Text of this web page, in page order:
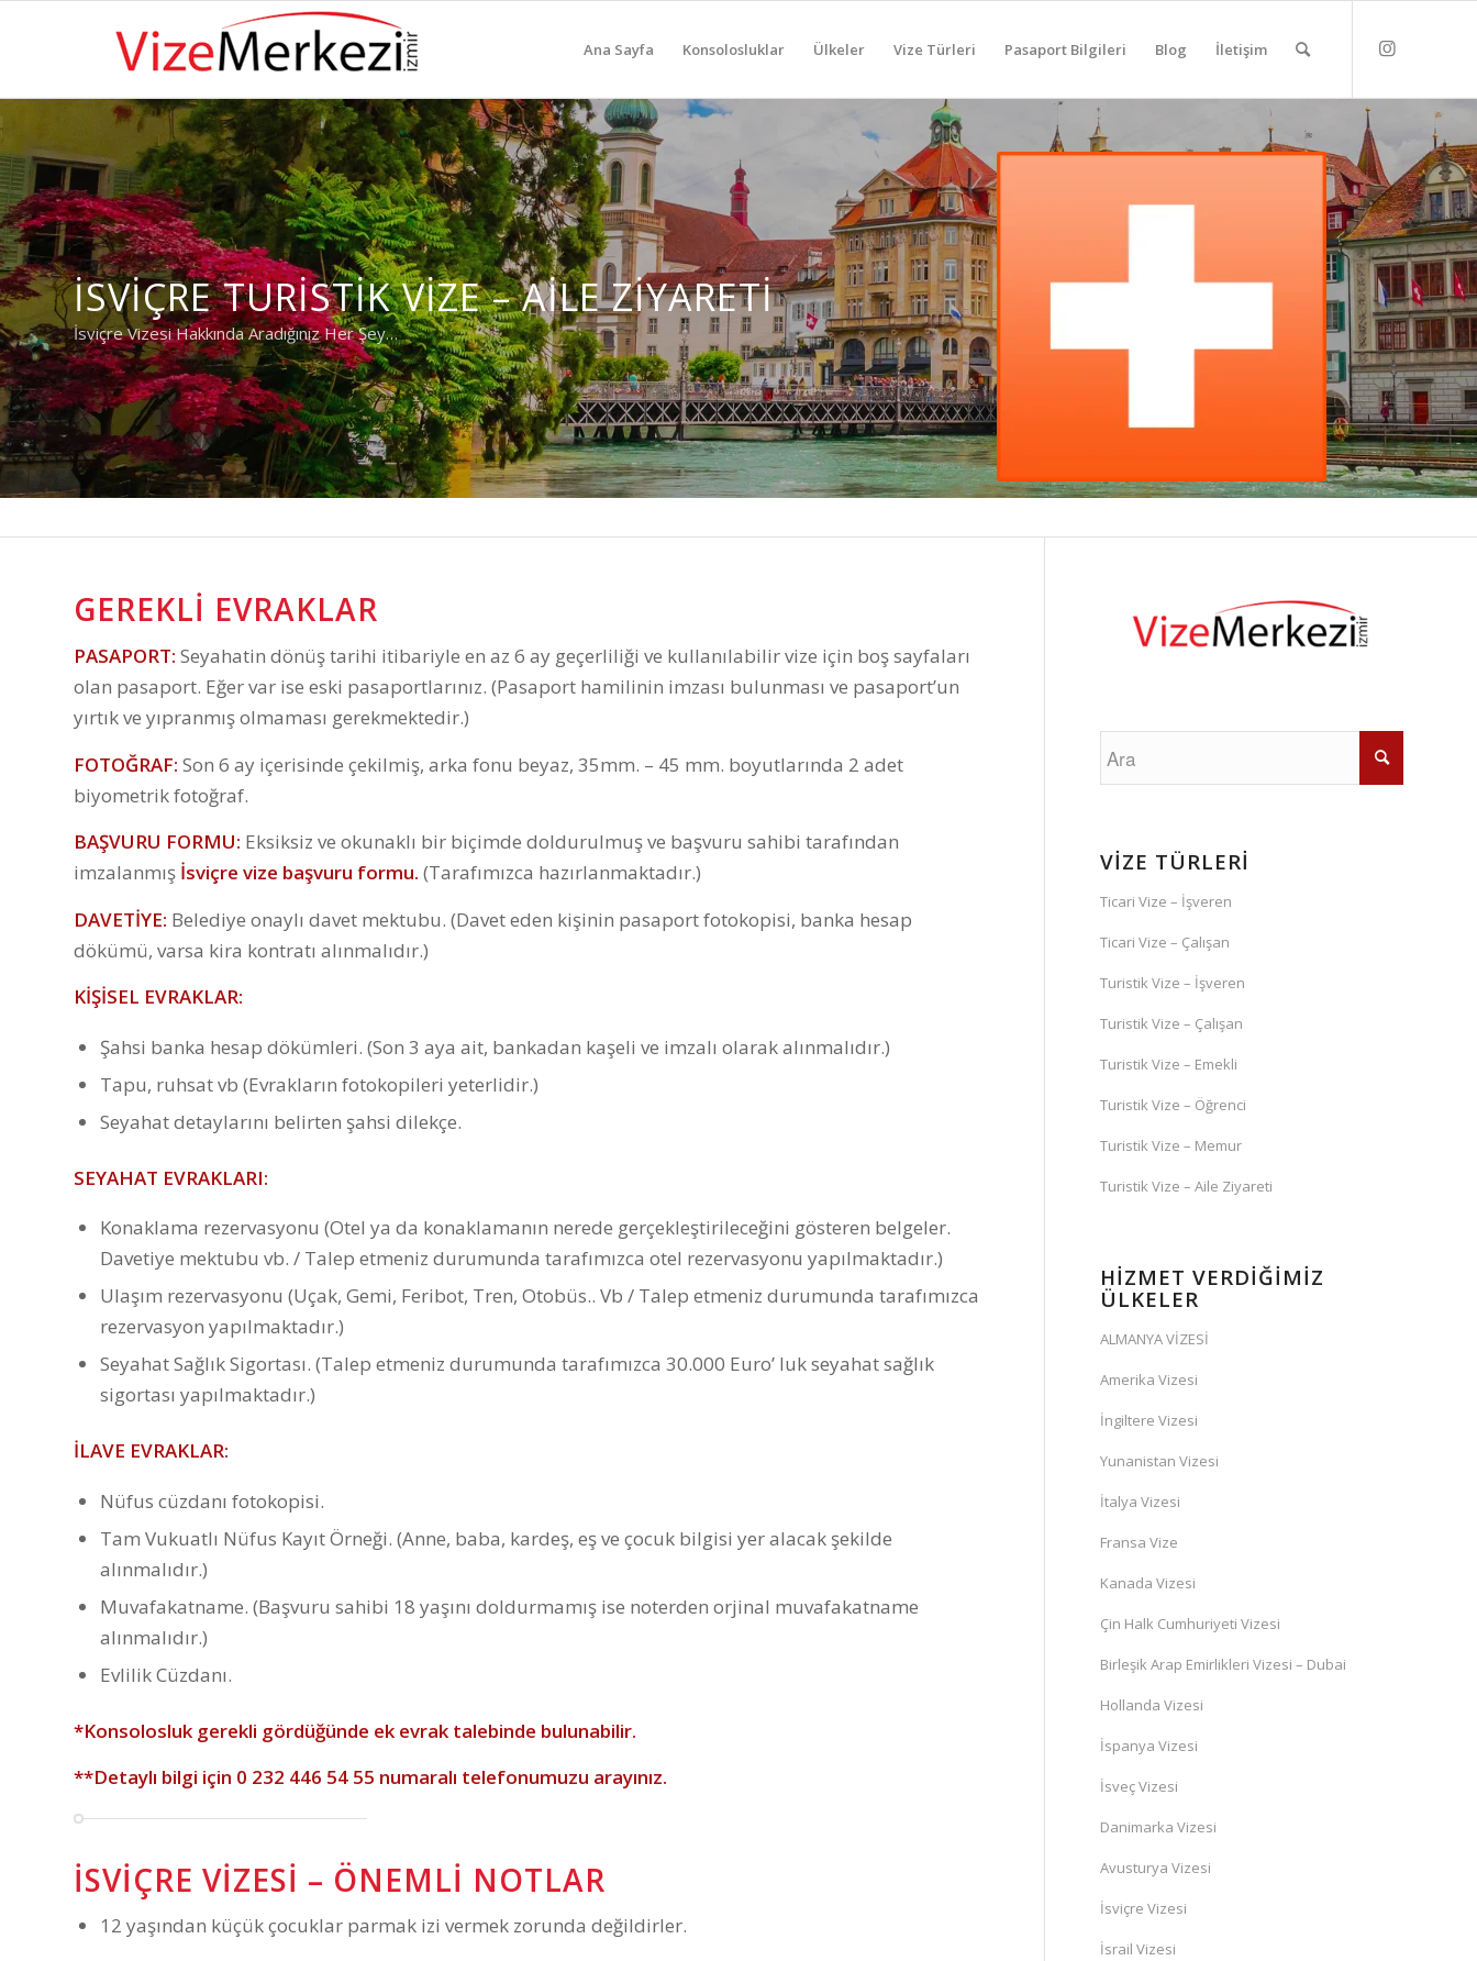
Ana Sayfa Konsolosluklar Ülkeler Vize Türleri Pasaport Bilgileri Blog İletişim
İSVIÇRE TURISTIK VIZE – AILE ZIYARETI
İsviçre Vizesi Hakkında Aradığınız Her Şey…
GEREKLI EVRAKLAR
PASAPORT: Seyahatin dönüş tarihi itibariyle en az 6 ay geçerliliği ve kullanılabilir vize için boş sayfaları
olan pasaport. Eğer var ise eski pasaportlarınız. (Pasaport hamilinin imzası bulunması ve pasaport’un
yırtık ve yıpranmış olmaması gerekmektedir.)
FOTOĞRAF: Son 6 ay içerisinde çekilmiş, arka fonu beyaz, 35mm. – 45 mm. boyutlarında 2 adet
biyometrik fotoğraf.
BAŞVURU FORMU: Eksiksiz ve okunaklı bir biçimde doldurulmuş ve başvuru sahibi tarafından
imzalanmış İsviçre vize başvuru formu. (Tarafımızca hazırlanmaktadır.)
DAVETİYE: Belediye onaylı davet mektubu. (Davet eden kişinin pasaport fotokopisi, banka hesap
dökümü, varsa kira kontratı alınmalıdır.)
KİŞİSEL EVRAKLAR:
Şahsi banka hesap dökümleri. (Son 3 aya ait, bankadan kaşeli ve imzalı olarak alınmalıdır.)
Tapu, ruhsat vb (Evrakların fotokopileri yeterlidir.)
Seyahat detaylarını belirten şahsi dilekçe.
SEYAHAT EVRAKLARI:
Konaklama rezervasyonu (Otel ya da konaklamanın nerede gerçekleştirileceğini gösteren belgeler.
Davetiye mektubu vb. / Talep etmeniz durumunda tarafımızca otel rezervasyonu yapılmaktadır.)
Ulaşım rezervasyonu (Uçak, Gemi, Feribot, Tren, Otobüs.. Vb / Talep etmeniz durumunda tarafımızca
rezervasyon yapılmaktadır.)
Seyahat Sağlık Sigortası. (Talep etmeniz durumunda tarafımızca 30.000 Euro’ luk seyahat sağlık
sigortası yapılmaktadır.)
İLAVE EVRAKLAR:
Nüfus cüzdanı fotokopisi.
Tam Vukuatlı Nüfus Kayıt Örneği. (Anne, baba, kardeş, eş ve çocuk bilgisi yer alacak şekilde
alınmalıdır.)
Muvafakatname. (Başvuru sahibi 18 yaşını doldurmamış ise noterden orjinal muvafakatname
alınmalıdır.)
Evlilik Cüzdanı.
*Konsolosluk gerekli gördüğünde ek evrak talebinde bulunabilir.
**Detaylı bilgi için 0 232 446 54 55 numaralı telefonumuzu arayınız.
İSVIÇRE VIZESI – ÖNEMLI NOTLAR
12 yaşından küçük çocuklar parmak izi vermek zorunda değildirler.
VİZE TÜRLERİ
Ticari Vize – İşveren
Ticari Vize – Çalışan
Turistik Vize – İşveren
Turistik Vize – Çalışan
Turistik Vize – Emekli
Turistik Vize – Öğrenci
Turistik Vize – Memur
Turistik Vize – Aile Ziyareti
HİZMET VERDİĞİMİZ
ÜLKELER
ALMANYA VİZESİ
Amerika Vizesi
İngiltere Vizesi
Yunanistan Vizesi
İtalya Vizesi
Fransa Vize
Kanada Vizesi
Çin Halk Cumhuriyeti Vizesi
Birleşik Arap Emirlikleri Vizesi – Dubai
Hollanda Vizesi
İspanya Vizesi
İsveç Vizesi
Danimarka Vizesi
Avusturya Vizesi
İsviçre Vizesi
İsrail Vizesi